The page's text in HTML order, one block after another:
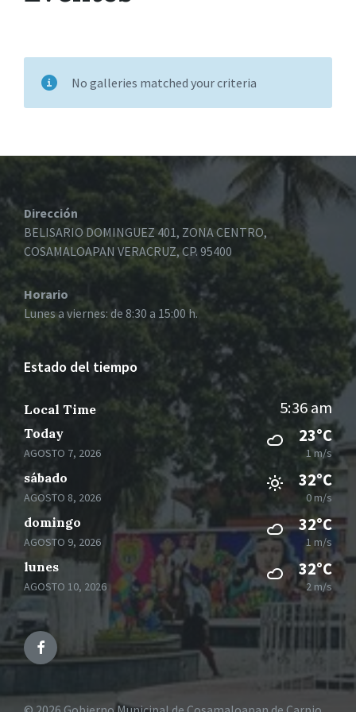
No galleries matched your criteria
Dirección
BELISARIO DOMINGUEZ 401, ZONA CENTRO,
COSAMALOAPAN VERACRUZ, CP. 95400
Horario
Lunes a viernes: de 8:30 a 15:00 h.
Estado del tiempo
Local Time 5:36 am
Today
AGOSTO 7, 2026
23°C
1 m/s
sábado
AGOSTO 8, 2026
32°C
0 m/s
domingo
AGOSTO 9, 2026
32°C
1 m/s
lunes
AGOSTO 10, 2026
32°C
2 m/s
Facebook